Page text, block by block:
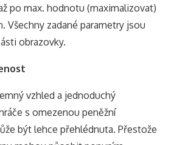
po max. hodnotu (maximalizovat)
Všechny zadané parametry jsou
obrazovky.
vzhled a jednoduchý
s omezenou peněžní
být lehce přehlédnuta. Přestože